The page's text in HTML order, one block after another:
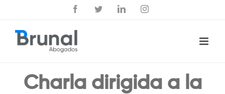
contenido
FacebookTwitterLinkedInInstagram
Charla dirigida a la